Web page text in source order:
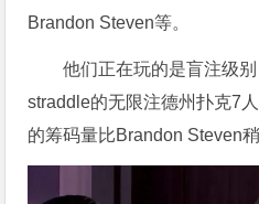
Brandon Steven等。
他们正在玩的是盲注级
straddle的无限注德州扑克7
的筹码量比Brandon Steven稍